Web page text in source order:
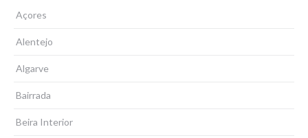
Açores
Alentejo
Algarve
Bairrada
Beira Interior